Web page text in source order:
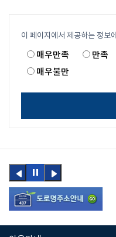
이 페이지에서 제공하는 정보
매우만족 만족
매우불만
이전
버튼
정지
다음
버튼